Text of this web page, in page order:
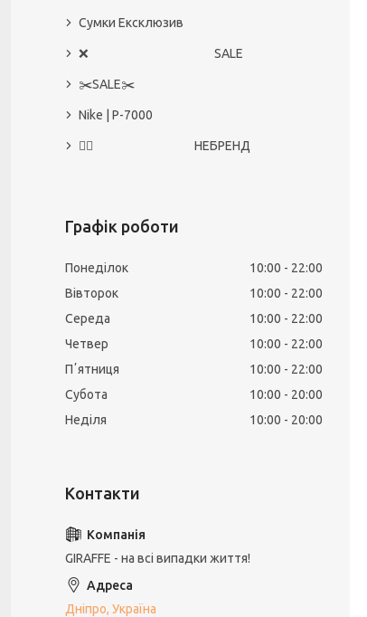
Сумки Ексклюзив
❌ SALE
✂️SALE✂️
Nike | P-7000
🙅‍♀️ НЕБРЕНД
Графік роботи
Понеділок 10:00
22:00
Вівторок
10:00
22:00
Середа
10:00
22:00
Четвер
10:00
22:00
Пʼятниця
10:00
22:00
Субота
10:00
20:00
Неділя
10:00 20:00
GIRAFFE - на всі випадки життя!
Дніпро, Україна